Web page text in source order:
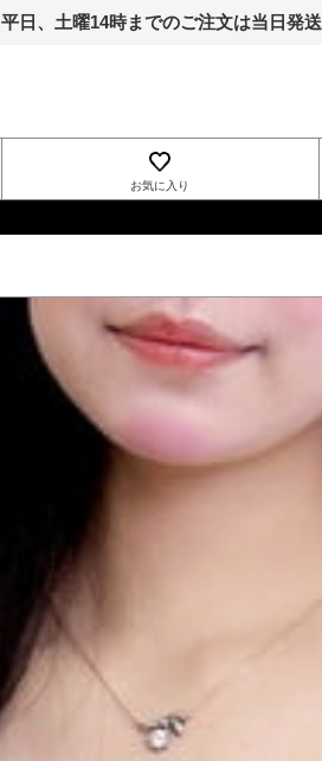
平日、土曜14時までのご注文は当日発送
お気に入り